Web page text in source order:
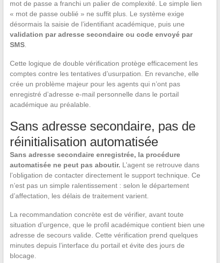
mot de passe a franchi un palier de complexité. Le simple lien
« mot de passe oublié » ne suffit plus. Le système exige
désormais la saisie de l’identifiant académique, puis une
validation par adresse secondaire ou code envoyé par
SMS.
Cette logique de double vérification protège efficacement les
comptes contre les tentatives d’usurpation. En revanche, elle
crée un problème majeur pour les agents qui n’ont pas
enregistré d’adresse e-mail personnelle dans le portail
académique au préalable.
Sans adresse secondaire, pas de
réinitialisation automatisée
Sans adresse secondaire enregistrée, la procédure
automatisée ne peut pas aboutir. L’agent se retrouve dans
l’obligation de contacter directement le support technique. Ce
n’est pas un simple ralentissement : selon le département
d’affectation, les délais de traitement varient.
La recommandation concrète est de vérifier, avant toute
situation d’urgence, que le profil académique contient bien une
adresse de secours valide. Cette vérification prend quelques
minutes depuis l’interface du portail et évite des jours de
blocage.